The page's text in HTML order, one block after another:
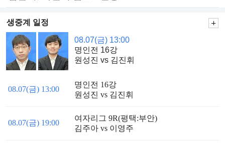
생중계 일정
08.07(금) 13:00
명인전 16강
원성진 vs 김진휘
08.07(금) 13:00
명인전 16강
원성진 vs 김진휘
08.07(금) 19:00
여자리그 9R(평택:부안)
김주아 vs 이영주